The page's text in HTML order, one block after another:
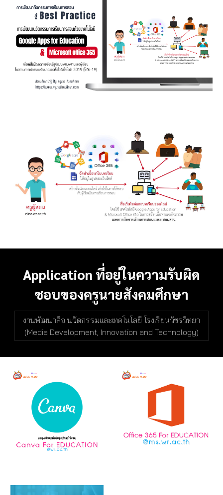
Application ที่อยู่ในความรับผิด
ชอบของครูนายสังคมศึกษา
งานพัฒนาสื่อ นวัตกรรมและเทคโนโลยี โรงเรียนวัชรวิทยา
(Media Development, Innovation and Technology)